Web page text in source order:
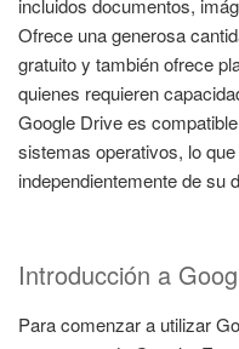
incluidos documentos,
Ofrece una generosa
gratuito y también ofrece
quienes requieren
Google Drive es
sistemas operativos, lo
independientemente de su
Introducción a
Para comenzar a utilizar